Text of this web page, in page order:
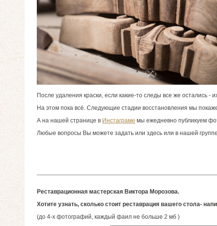
После удаления краски, если какие-то следы все же остались
На этом пока всё. Следующие стадии восстановления мы
А на нашей странице в Инстаграме мы ежедневно публикуем
Любые вопросы Вы можете задать или здесь или в нашей
Реставрационная мастерская Виктора Морозова.
Хотите узнать, сколько стоит реставрация вашего стола-
(до 4-х фотографий, каждый фаил не больше 2 мб )